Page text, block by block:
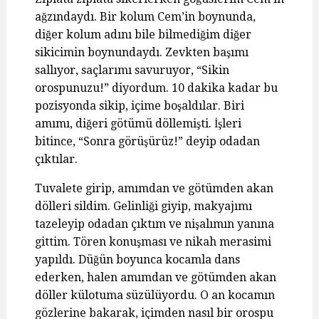
ağzındaydı. Bir kolum Cem’in boynunda,
diğer kolum adını bile bilmediğim diğer
sikicimin boynundaydı. Zevkten başımı
sallıyor, saçlarımı savuruyor, “Sikin
orospunuzu!” diyordum. 10 dakika kadar bu
pozisyonda sikip, içime boşaldılar. Biri
amımı, diğeri götümü döllemişti. İşleri
bitince, “Sonra görüşürüz!” deyip odadan
çıktılar.
Tuvalete girip, amımdan ve götümden akan
dölleri sildim. Gelinliği giyip, makyajımı
tazeleyip odadan çıktım ve nişalımın yanına
gittim. Tören konuşması ve nikah merasimi
yapıldı. Düğün boyunca kocamla dans
ederken, halen amımdan ve götümden akan
döller külotuma süzülüyordu. O an kocamın
gözlerine bakarak, içimden nasıl bir orospu